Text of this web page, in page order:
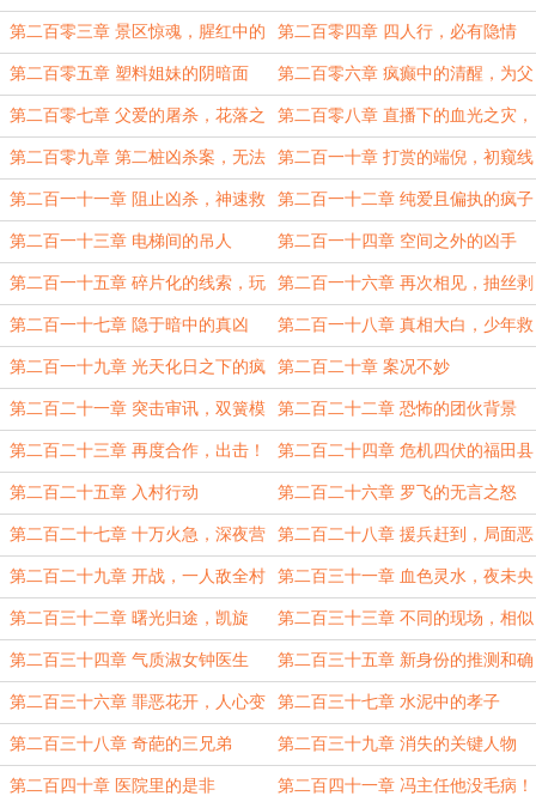
第二百零三章 景区惊魂，腥红中的
悲剧
第二百零四章 四人行，必有隐情
第二百零五章 塑料姐妹的阴暗面 第二百零六章 疯癫中的清醒，为父
亦为凶
第二百零七章 父爱的屠杀，花落之
后
第二百零八章 直播下的血光之灾，
案发！
第二百零九章 第二桩凶杀案，无法
无天！
第二百一十章 打赏的端倪，初窥线
索
第二百一十一章 阻止凶杀，神速救
人
第二百一十二章 纯爱且偏执的疯子
第二百一十三章 电梯间的吊人 第二百一十四章 空间之外的凶手
第二百一十五章 碎片化的线索，玩
命的凶手
第二百一十六章 再次相见，抽丝剥
茧
第二百一十七章 隐于暗中的真凶 第二百一十八章 真相大白，少年救
赎
第二百一十九章 光天化日之下的疯
狂
第二百二十章 案况不妙
第二百二十一章 突击审讯，双簧模
式
第二百二十二章 恐怖的团伙背景
第二百二十三章 再度合作，出击！ 第二百二十四章 危机四伏的福田县
第二百二十五章 入村行动 第二百二十六章 罗飞的无言之怒
第二百二十七章 十万火急，深夜营
救
第二百二十八章 援兵赶到，局面恶
化
第二百二十九章 开战，一人敌全村 第二百三十一章 血色灵水，夜未央
第二百三十二章 曙光归途，凯旋 第二百三十三章 不同的现场，相似
的命案
第二百三十四章 气质淑女钟医生 第二百三十五章 新身份的推测和确
定
第二百三十六章 罪恶花开，人心变
态
第二百三十七章 水泥中的孝子
第二百三十八章 奇葩的三兄弟 第二百三十九章 消失的关键人物
第二百四十章 医院里的是非 第二百四十一章 冯主任他没毛病！